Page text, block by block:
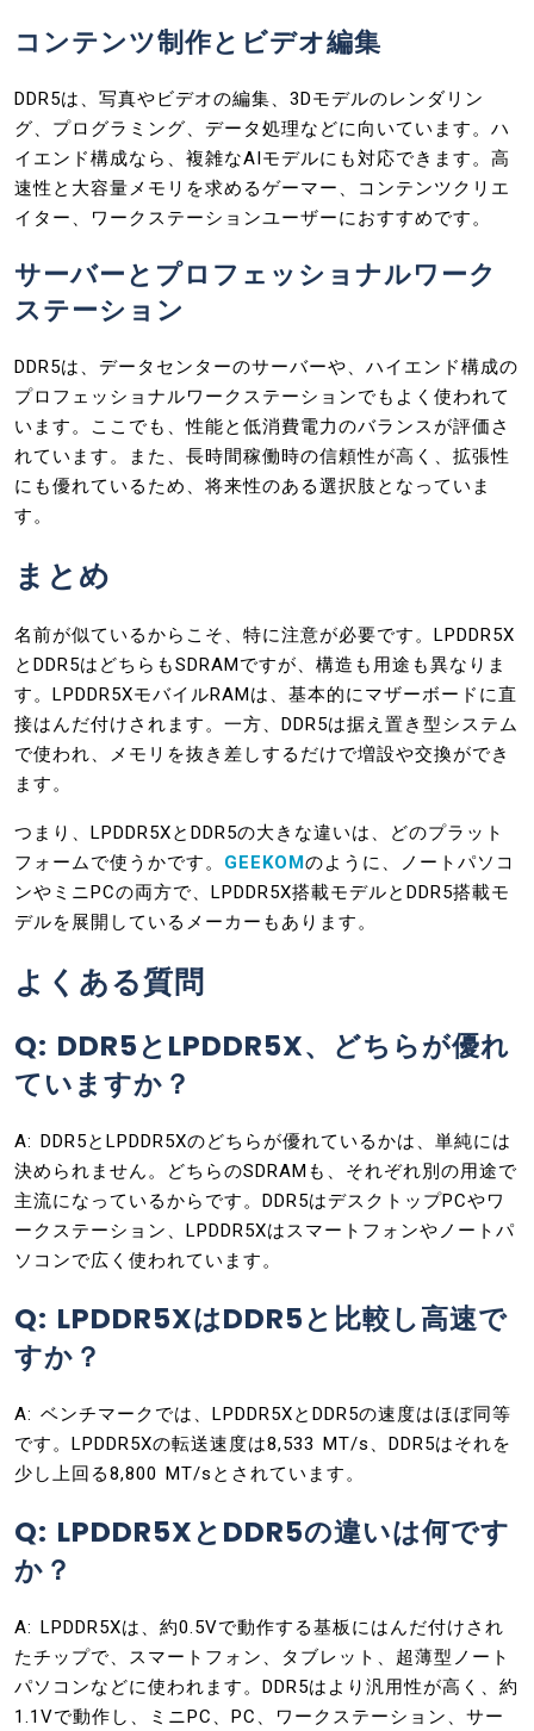
コンテンツ制作とビデオ編集
DDR5は、写真やビデオの編集、3Dモデルのレンダリン
グ、プログラミング、データ処理などに向いています。ハ
イエンド構成なら、複雑なAIモデルにも対応できます。高
速性と大容量メモリを求めるゲーマー、コンテンツクリエ
イター、ワークステーションユーザーにおすすめです。
サーバーとプロフェッショナルワーク
ステーション
DDR5は、データセンターのサーバーや、ハイエンド構成の
プロフェッショナルワークステーションでもよく使われて
います。ここでも、性能と低消費電力のバランスが評価さ
れています。また、長時間稼働時の信頼性が高く、拡張性
にも優れているため、将来性のある選択肢となっていま
す。
まとめ
名前が似ているからこそ、特に注意が必要です。LPDDR5X
とDDR5はどちらもSDRAMですが、構造も用途も異なりま
す。LPDDR5XモバイルRAMは、基本的にマザーボードに直
接はんだ付けされます。一方、DDR5は据え置き型システム
で使われ、メモリを抜き差しするだけで増設や交換ができ
ます。
つまり、LPDDR5XとDDR5の大きな違いは、どのプラット
フォームで使うかです。 GEEKOMのように、ノートパソコ
ンやミニPCの両方で、LPDDR5X搭載モデルとDDR5搭載モ
デルを展開しているメーカーもあります。
よくある質問
Q: DDR5とLPDDR5X、どちらが優れ
ていますか？
A: DDR5とLPDDR5Xのどちらが優れているかは、単純には
決められません。どちらのSDRAMも、それぞれ別の用途で
主流になっているからです。DDR5はデスクトップPCやワ
ークステーション、LPDDR5Xはスマートフォンやノートパ
ソコンで広く使われています。
Q: LPDDR5XはDDR5と比較し高速で
すか？
A: ベンチマークでは、LPDDR5XとDDR5の速度はほぼ同等
です。LPDDR5Xの転送速度は8,533 MT/s、DDR5はそれを
少し上回る8,800 MT/sとされています。
Q: LPDDR5XとDDR5の違いは何です
か？
A: LPDDR5Xは、約0.5Vで動作する基板にはんだ付けされ
たチップで、スマートフォン、タブレット、超薄型ノート
パソコンなどに使われます。DDR5はより汎用性が高く、約
1.1Vで動作し、ミニPC、PC、ワークステーション、サー